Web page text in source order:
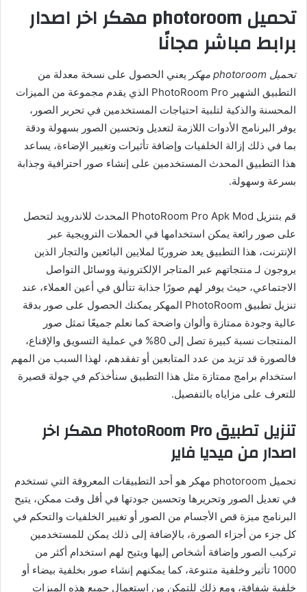
تحميل photoroom مهكر اخر اصدار
برابط مباشر مجانًا
تحميل photoroom مهكر
يعني الحصول على نسخة معدلة من
التطبيق الشهير PhotoRoom Pro الذي يقدم مجموعة من الميزات
المحسنة والذكية لتلبية احتياجات المستخدمين في تحرير الصور،
يوفر البرنامج الأدوات اللازمة لتعديل وتحسين الصور بسهولة ودقة
بما في ذلك إزالة الخلفيات وإضافة تأثيرات وتغيير الإضاءة، يساعد
هذا التطبيق المحدث المستخدمين على إنشاء صور احترافية وجذابة
بسرعة وسهولة.
قم بتنزيل PhotoRoom Pro Apk Mod المحدث للاندرويد لتحصل
على صور رائعة يمكن استخدامها في الحملات الترويجية عبر
الإنترنت، هذا التطبيق يعد ضروريًا لملايين البائعين والتجار الذين
يروجون لـ منتجاتهم عبر المتاجر الإلكترونية ووسائل التواصل
الاجتماعي، حيث يوفر لهم صورًا جذابة تتألق في أعين العملاء، عند
تنزيل تطبيق PhotoRoom المهكر يمكنك الحصول على صور بدقة
عالية وجودة ممتازة وألوان واضحة كما نعلم جميعًا تمثل صور
المنتجات نسبة كبيرة تصل إلى 80% في عملية التسويق والإقناع،
فالصورة قد تزيد من عدد المتابعين أو تفقدهم، لهذا السبب من المهم
استخدام برامج ممتازة مثل هذا التطبيق سنأخذكم في جولة قصيرة
للتعرف على مزاياه بالتفصيل.
تنزيل تطبيق PhotoRoom Pro مهكر اخر
اصدار من ميديا فاير
تحميل photoroom مهكر
هو أحد التطبيقات المعروفة التي تستخدم
في تعديل الصور وتحريرها وتحسين جودتها في أقل وقت ممكن، يتيح
البرنامج ميزة قص الأجسام من الصور أو تغيير الخلفيات والتحكم في
كل جزء من أجزاء الصورة، بالإضافة إلى ذلك يمكن للمستخدمين
تركيب الصور وإضافة أشخاص إليها ويتيح لهم استخدام أكثر من
1000 تأثير وخلفية متنوعة، كما يمكنهم إنشاء صور بخلفية بيضاء أو
خلفية شفافة، ومع ذلك للتمكن من استعمال جميع هذه الميزات